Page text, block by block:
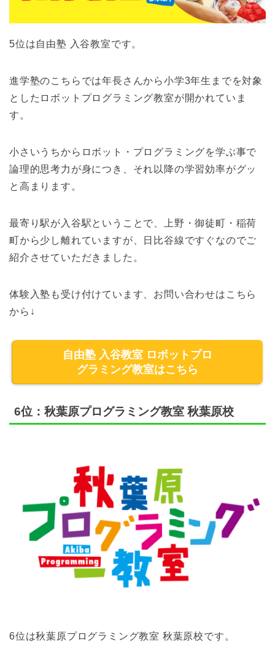
5位は自由塾 入谷教室です。
進学塾のこちらでは年長さんから小学3年生までを対象
としたロボットプログラミング教室が開かれていま
す。
小さいうちからロボット・プログラミングを学ぶ事で
論理的思考力が身につき、それ以降の学習効率がグッ
と高まります。
最寄り駅が入谷駅ということで、上野・御徒町・稲荷
町から少し離れていますが、日比谷線ですぐなのでご
紹介させていただきました。
体験入塾も受け付けています、お問い合わせはこちら
から↓
自由塾 入谷教室 ロボットプロ
グラミング教室はこちら
6位：秋葉原プログラミング教室 秋葉原校
6位は秋葉原プログラミング教室 秋葉原校です。